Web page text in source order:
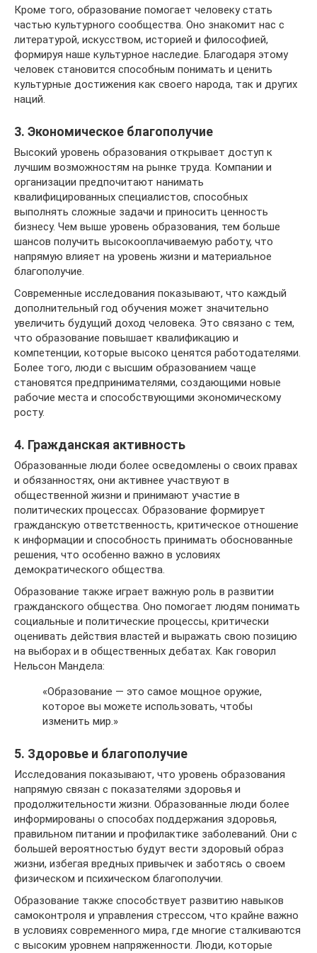
Кроме того, образование помогает человеку стать
частью культурного сообщества. Оно знакомит нас с
литературой, искусством, историей и философией,
формируя наше культурное наследие. Благодаря этому
человек становится способным понимать и ценить
культурные достижения как своего народа, так и других
наций.
3. Экономическое благополучие
Высокий уровень образования открывает доступ к
лучшим возможностям на рынке труда. Компании и
организации предпочитают нанимать
квалифицированных специалистов, способных
выполнять сложные задачи и приносить ценность
бизнесу. Чем выше уровень образования, тем больше
шансов получить высокооплачиваемую работу, что
напрямую влияет на уровень жизни и материальное
благополучие.
Современные исследования показывают, что каждый
дополнительный год обучения может значительно
увеличить будущий доход человека. Это связано с тем,
что образование повышает квалификацию и
компетенции, которые высоко ценятся работодателями.
Более того, люди с высшим образованием чаще
становятся предпринимателями, создающими новые
рабочие места и способствующими экономическому
росту.
4. Гражданская активность
Образованные люди более осведомлены о своих правах
и обязанностях, они активнее участвуют в
общественной жизни и принимают участие в
политических процессах. Образование формирует
гражданскую ответственность, критическое отношение
к информации и способность принимать обоснованные
решения, что особенно важно в условиях
демократического общества.
Образование также играет важную роль в развитии
гражданского общества. Оно помогает людям понимать
социальные и политические процессы, критически
оценивать действия властей и выражать свою позицию
на выборах и в общественных дебатах. Как говорил
Нельсон Мандела:
«Образование — это самое мощное оружие,
которое вы можете использовать, чтобы
изменить мир.»
5. Здоровье и благополучие
Исследования показывают, что уровень образования
напрямую связан с показателями здоровья и
продолжительности жизни. Образованные люди более
информированы о способах поддержания здоровья,
правильном питании и профилактике заболеваний. Они с
большей вероятностью будут вести здоровый образ
жизни, избегая вредных привычек и заботясь о своем
физическом и психическом благополучии.
Образование также способствует развитию навыков
самоконтроля и управления стрессом, что крайне важно
в условиях современного мира, где многие сталкиваются
с высоким уровнем напряженности. Люди, которые